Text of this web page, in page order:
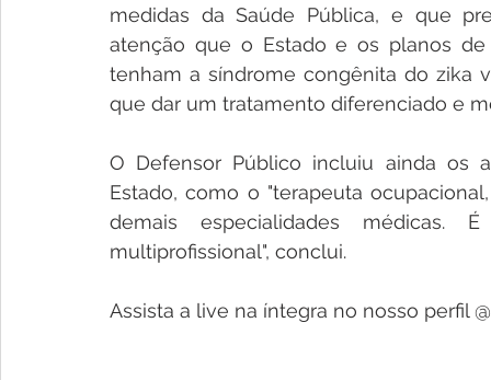
medidas da Saúde Pública, e que
atenção que o Estado e os planos
tenham a síndrome congênita do zika
que dar um tratamento diferenciado e
O Defensor Público incluiu ainda os
Estado, como o "terapeuta
demais especialidades
multiprofissional", conclui.
Assista a live na íntegra no nosso perfil